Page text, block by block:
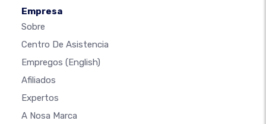
Empresa
Sobre
Centro De Asistencia
Empregos (English)
Afiliados
Expertos
A Nosa Marca